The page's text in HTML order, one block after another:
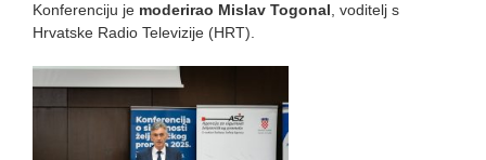
Konferenciju je moderirao Mislav Togonal, voditelj s
Hrvatske Radio Televizije (HRT).